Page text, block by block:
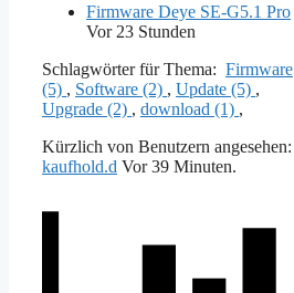
Firmware Deye SE-G5.1 Pro
Vor 23 Stunden
Schlagwörter für Thema: Firmware
(5) , Software (2) , Update (5) ,
Upgrade (2) , download (1) ,
Kürzlich von Benutzern angesehen:
kaufhold.d Vor 39 Minuten.